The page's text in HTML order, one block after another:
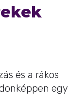
és a rákos
egy